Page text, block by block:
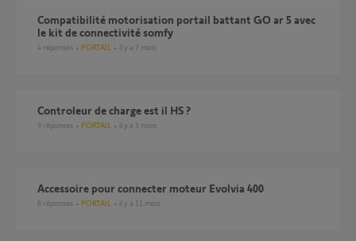
compatibilité motorisation portail battant GO ar 5 avec
le kit de connectivité somfy
4 réponses PORTAIL il y a 7 mois
Controleur de charge est il HS ?
9 réponses PORTAIL il y a 5 mois
accessoire pour connecter moteur Evolvia 400
6 réponses PORTAIL il y a 11 mois